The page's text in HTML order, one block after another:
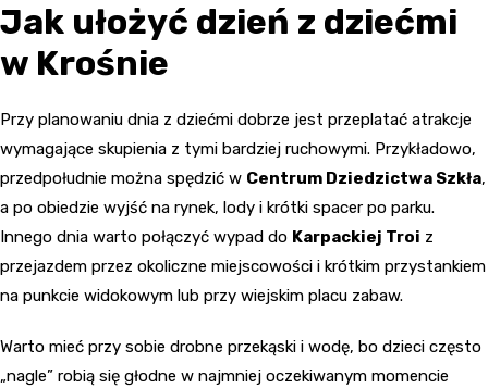
Jak ułożyć dzień z dziećmi
w Krośnie
Przy planowaniu dnia z dziećmi dobrze jest przeplatać atrakcje
wymagające skupienia z tymi bardziej ruchowymi. Przykładowo,
przedpołudnie można spędzić w Centrum Dziedzictwa Szkła,
a po obiedzie wyjść na rynek, lody i krótki spacer po parku.
Innego dnia warto połączyć wypad do Karpackiej Troi z
przejazdem przez okoliczne miejscowości i krótkim przystankiem
na punkcie widokowym lub przy wiejskim placu zabaw.
Warto mieć przy sobie drobne przekąski i wodę, bo dzieci często
„nagle” robią się głodne w najmniej oczekiwanym momencie